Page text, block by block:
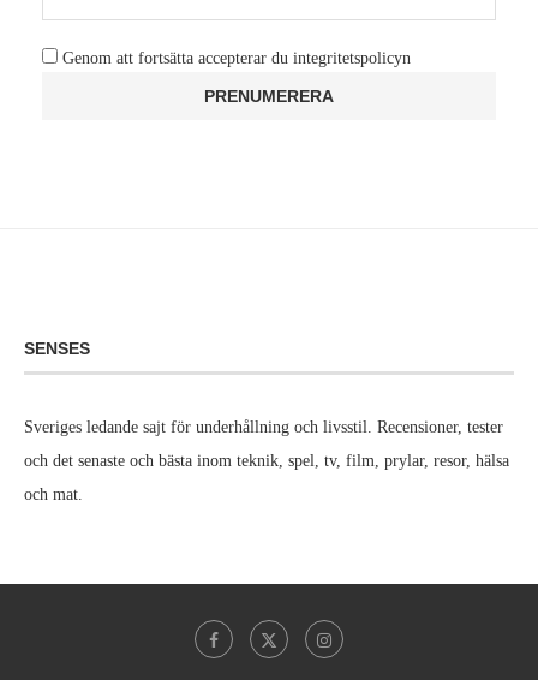
Genom att fortsätta accepterar du integritetspolicyn
SENSES
Sveriges ledande sajt för underhållning och livsstil. Recensioner, tester
och det senaste och bästa inom teknik, spel, tv, film, prylar, resor, hälsa
och mat.